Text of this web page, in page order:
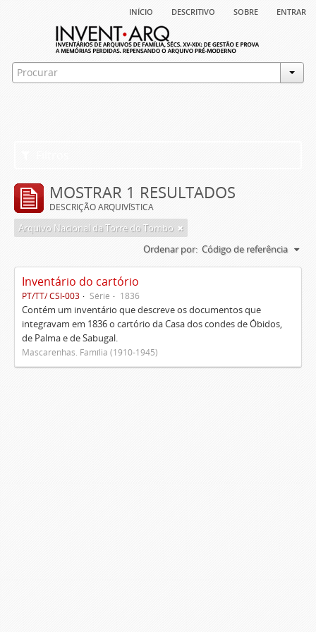
início descritivo sobre entrar
MOSTRAR 1 RESULTADOS
DESCRIÇÃO ARQUIVÍSTICA
Arquivo Nacional da Torre do Tombo
Ordenar por: Código de referência
Inventário do cartório
PT/TT/ CSI-003 Série 1836
Contém um inventário que descreve os documentos que
integravam em 1836 o cartório da Casa dos condes de Óbidos,
de Palma e de Sabugal.
Mascarenhas. Família (1910-1945)